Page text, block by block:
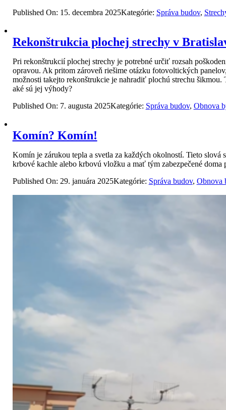
Published On: 15. decembra 2025Kategórie: Správa budov,
Rekonštrukcia plochej strechy v
Pri rekonštrukcií plochej strechy je potrebné určiť rozsah
opravou. Ak pritom zároveň riešime otázku fotovoltických
možnosti takejto rekonštrukcie je nahradiť plochú strechu
aké sú jej výhody?
Published On: 7. augusta 2025Kategórie: Správa budov, Obnova
Komín? Komín!
Komín je zárukou tepla a svetla za každých okolností. Tieto
krbové kachle alebo krbovú vložku a mať tým zabezpečené doma
Published On: 29. januára 2025Kategórie: Správa budov, Obnova